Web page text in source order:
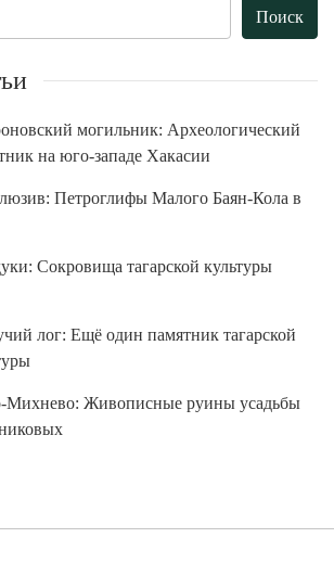
могильник: Археологический
на юго-западе Хакасии
Петроглифы Малого Баян-Кола в
Сокровища тагарской культуры
лог: Ещё один памятник тагарской
Михнево: Живописные руины усадьбы